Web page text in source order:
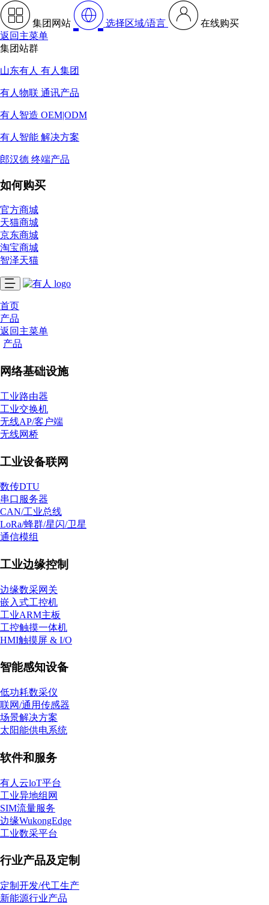
集团网站 选择区域/语言
在线购买
返回主菜单
集团站群
山东有人 有人集团
有人物联 通讯产品
有人智造 OEM|ODM
有人智能 解决方案
郎汉德 终端产品
如何购买
官方商城
天猫商城
京东商城
淘宝商城
智泽天猫
首页
产品
返回主菜单
产品
网络基础设施
工业路由器
工业交换机
无线AP/客户端
无线网桥
工业设备联网
数传DTU
串口服务器
CAN/工业总线
LoRa/蜂群/星闪/卫星
通信模组
工业边缘控制
边缘数采网关
嵌入式工控机
工业ARM主板
工控触摸一体机
HMI触摸屏 & I/O
智能感知设备
低功耗数采仪
联网/通用传感器
场景解决方案
太阳能供电系统
软件和服务
有人云loT平台
工业异地组网
SIM流量服务
边缘WukongEdge
工业数采平台
行业产品及定制
定制开发/代工生产
新能源行业产品